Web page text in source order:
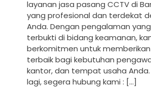
layanan jasa pasang CCTV di
yang profesional dan terdekat
Anda. Dengan pengalaman
terbukti di bidang keamanan,
berkomitmen untuk memberikan
terbaik bagi kebutuhan
kantor, dan tempat usaha
lagi, segera hubung kami : […]